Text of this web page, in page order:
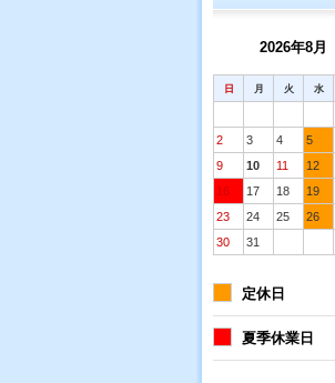
2026年8月
日 月 火 水
2
3 4 5
9
10 11 12
16
17 18 19
23
24 25 26
30
31
定休日
夏季休業日